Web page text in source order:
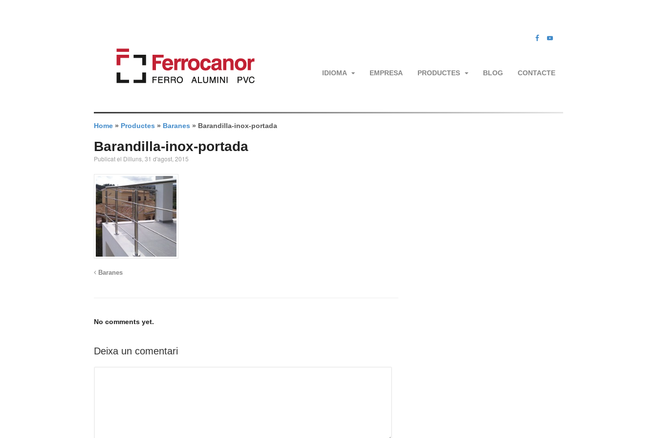
IDIOMA EMPRESA PRODUCTES BLOG CONTACTE
Home » Productes » Baranes » Barandilla-inox-portada
Barandilla-inox-portada
Publicat el Dilluns, 31 d'agost, 2015
Baranes
No comments yet.
Deixa un comentari